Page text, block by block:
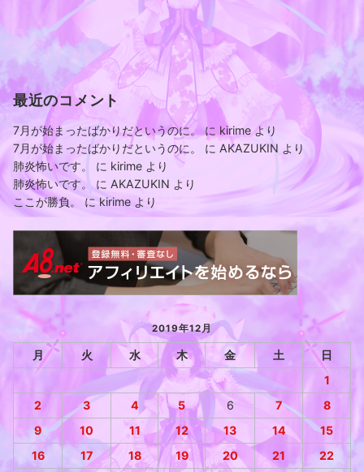
最近のコメント
7月が始まったばかりだというのに。 に kirimeより
7月が始まったばかりだというのに。
に AKAZUKIN より
肺炎怖いです。
に kirime より
肺炎怖いです。 に AKAZUKIN より
ここが勝負。
に kirime より
2019年12月
月 火 水 木 金 土
日
1
2
3 4 5 6 7
8
9
10 11 12 13 14
15
16
17 18 19 20 21
22